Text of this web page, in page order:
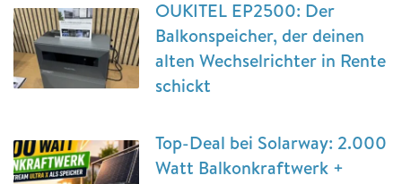
OUKITEL EP2500: Der
Balkonspeicher, der deinen
alten Wechselrichter in Rente
schickt
Top-Deal bei Solarway: 2.000
Watt Balkonkraftwerk +